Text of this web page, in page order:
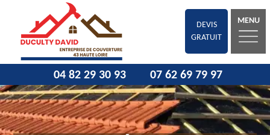
DEVIS
GRATUIT
MENU
04 82 29 30 93 07 62 69 79 97